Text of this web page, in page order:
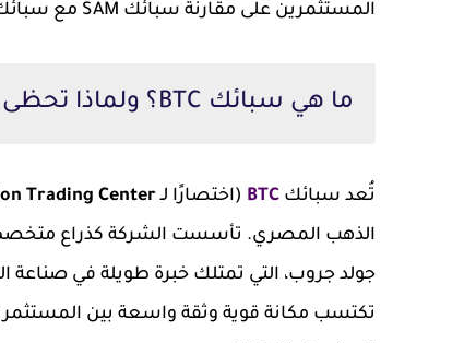
المستثمرين على مقارنة سبائك SAM مع سبائك BTC لمعرفة الخيار الأنسب وفق أهدافهم الاستثمارية.
ما هي سبائك BTC؟ ولماذا تحظى بشعبية كبيرة؟
تُعد سبائك BTC (اختصارًا لـTrading Center
الذهب المصري. تأسست الشركة كذراع متخصص
تكتسب مكانة قوية وثقة واسعة بين